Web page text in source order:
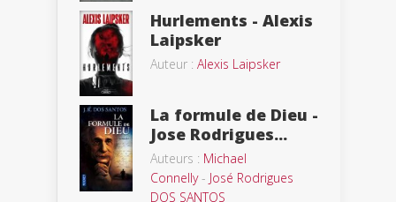
Hurlements - Alexis
Laipsker
Auteur : Alexis Laipsker
La formule de Dieu -
Jose Rodrigues...
Auteurs : Michael
Connelly- José Rodrigues
DOS SANTOS